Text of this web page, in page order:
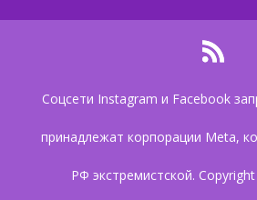
Соцсети Instagram и Facebook
принадлежат корпорации Meta,
РФ экстремистской.